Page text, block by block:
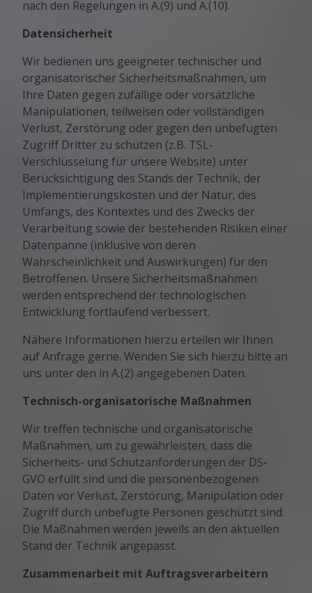
nach den Regelungen in A.(9) und A.(10).
Datensicherheit
Wir bedienen uns geeigneter technischer und
organisatorischer Sicherheitsmaßnahmen, um
Ihre Daten gegen zufällige oder vorsätzliche
Manipulationen, teilweisen oder vollständigen
Verlust, Zerstörung oder gegen den unbefugten
Zugriff Dritter zu schützen (z.B. TSL-
Verschlüsselung für unsere Website) unter
Berücksichtigung des Stands der Technik, der
Implementierungskosten und der Natur, des
Umfangs, des Kontextes und des Zwecks der
Verarbeitung sowie der bestehenden Risiken einer
Datenpanne (inklusive von deren
Wahrscheinlichkeit und Auswirkungen) für den
Betroffenen. Unsere Sicherheitsmaßnahmen
werden entsprechend der technologischen
Entwicklung fortlaufend verbessert.
Nähere Informationen hierzu erteilen wir Ihnen
auf Anfrage gerne. Wenden Sie sich hierzu bitte an
uns unter den in A.(2) angegebenen Daten.
Technisch-organisatorische Maßnahmen
Wir treffen technische und organisatorische
Maßnahmen, um zu gewährleisten, dass die
Sicherheits- und Schutzanforderungen der DS-
GVO erfüllt sind und die personenbezogenen
Daten vor Verlust, Zerstörung, Manipulation oder
Zugriff durch unbefugte Personen geschützt sind.
Die Maßnahmen werden jeweils an den aktuellen
Stand der Technik angepasst.
Zusammenarbeit mit Auftragsverarbeitern